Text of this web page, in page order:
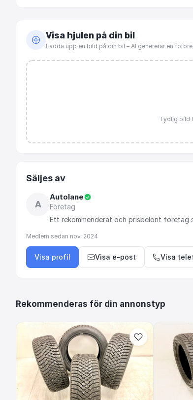
Visa hjulen på din bil
Ladda upp en bild på din bil – AI genererar en
Tydlig bild
Säljes av
A
Autolane
Företag
Ett rekommenderat och prisbelönt företag
Medlem sedan nov. 2024
Visa profil Visa e-post Visa
Rekommenderas för din annonstyp